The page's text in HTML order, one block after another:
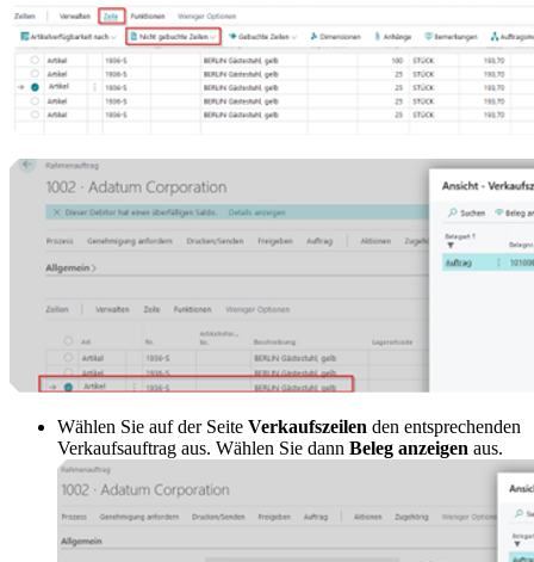
Wählen Sie auf der Seite Verkaufszeilen den entsprechenden
Verkaufsauftrag aus. Wählen Sie dann Beleg anzeigen aus.